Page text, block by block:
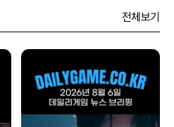
전체보기